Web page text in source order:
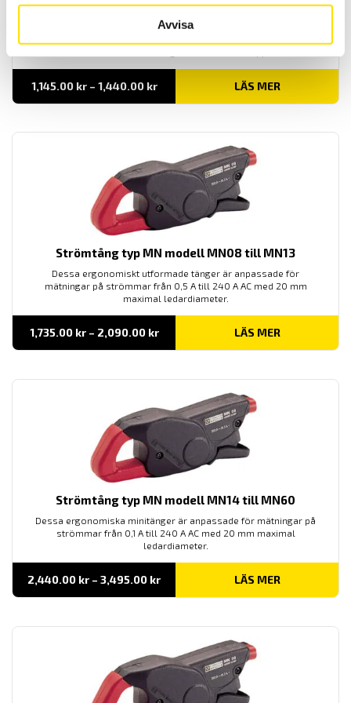
Avvisa
Strömtång typ MINI
1,145.00 kr – 1,440.00 krPrisintervall:
till
LÄS MER
Strömtång typ MN modell MN08 till MN13
Dessa ergonomiskt utformade tänger är anpassade för
mätningar på strömmar från 0,5 A till 240 A AC med 20 mm
maximal ledardiameter.
1,735.00 kr – 2,090.00 krPrisintervall:
till
LÄS MER
Strömtång typ MN modell MN14 till MN60
Dessa ergonomiska minitänger är anpassade för mätningar på
strömmar från 0,1 A till 240 A AC med 20 mm maximal
ledardiameter.
2,440.00 kr – 3,495.00 krPrisintervall:
till
LÄS MER